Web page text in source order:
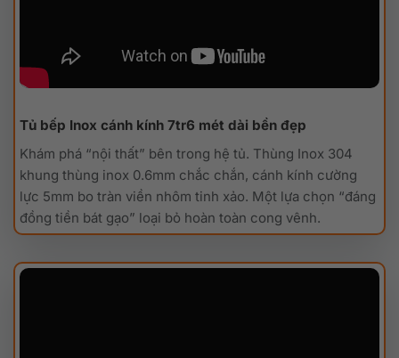
Tủ bếp Inox cánh kính 7tr6 mét dài bền đẹp
Khám phá “nội thất” bên trong hệ tủ. Thùng Inox 304
khung thùng inox 0.6mm chắc chắn, cánh kính cường
lực 5mm bo tràn viền nhôm tinh xảo. Một lựa chọn “đáng
đồng tiền bát gạo” loại bỏ hoàn toàn cong vênh.